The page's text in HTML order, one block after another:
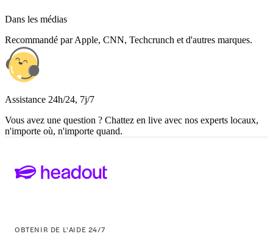
Dans les médias
Recommandé par Apple, CNN, Techcrunch et d'autres marques.
Assistance 24h/24, 7j/7
Vous avez une question ? Chattez en live avec nos experts locaux,
n'importe où, n'importe quand.
OBTENIR DE L'AIDE 24/7